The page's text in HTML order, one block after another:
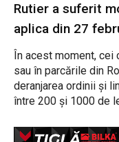
Rutier a suferit
aplica din 27
În acest moment,
sau în parcările din
deranjarea ordinii și
între 200 și 1000 de